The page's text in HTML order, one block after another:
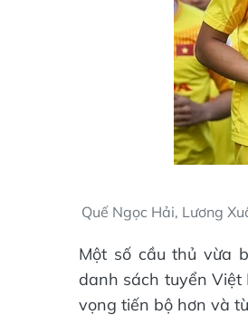
Quế Ngọc Hải, Lương
Một số cầu thủ vừa
danh sách tuyển Việt
vọng tiến bộ hơn và